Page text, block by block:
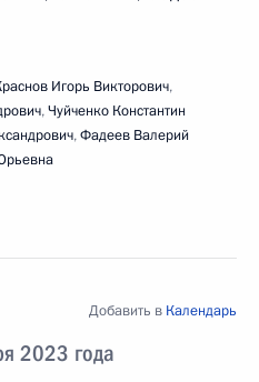
Игорь Викторович,
,Чуйченко Константин
,Фадеев Валерий
2023 года
Добавить в Календарь